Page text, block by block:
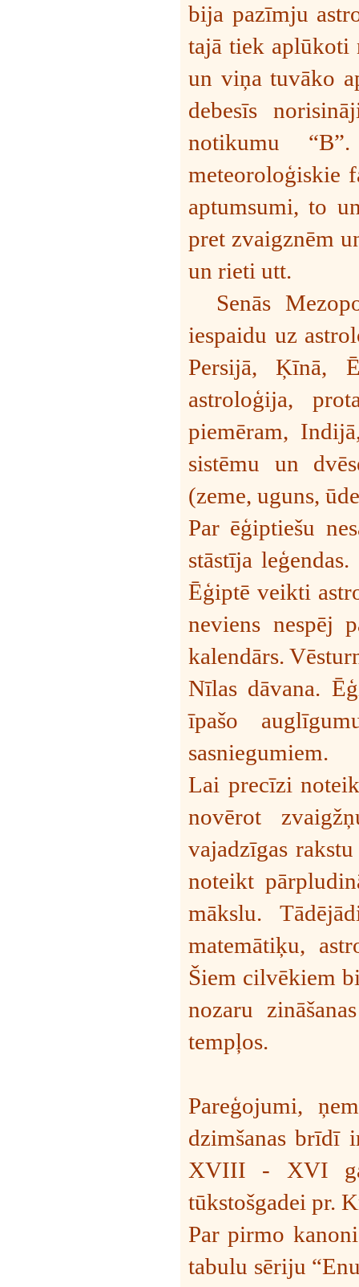
bija pazīmju
tajā tiek aplūkoti
un viņa tuvāko
debesīs
notikumu
meteoroloģiskie
aptumsumi, to
pret zvaigznēm
un rieti utt.
Senās
iespaidu uz
Persijā, Ķīnā,
astroloģija,
piemēram,
sistēmu un
(zeme, uguns,
Par ēģiptiešu
stāstīja
Ēģiptē veikti
neviens nespēj
kalendārs.
Nīlas dāvana.
īpašo
sasniegumiem.
Lai precīzi
novērot
vajadzīgas
noteikt
mākslu.
matemātiķu,
Šiem cilvēkiem
nozaru
tempļos.
Pareģojumi,
dzimšanas brīdī
XVIII - XVI
tūkstošgadei pr.
Par pirmo
tabulu sēriju